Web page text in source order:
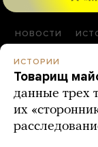
НОВОСТИ
ИСТОРИИ
Товарищ
данные трех
их